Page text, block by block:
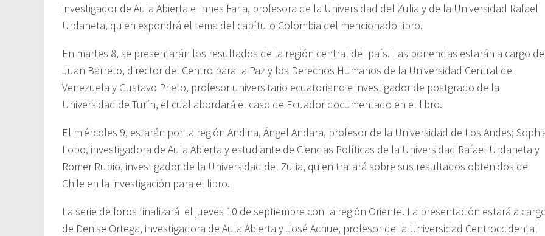
investigador de Aula Abierta e Innes Faria, profesora de la Universidad del Zulia y de la Universidad Rafael
Urdaneta, quien expondrá el tema del capítulo Colombia del mencionado libro.
En martes 8, se presentarán los resultados de la región central del país. Las ponencias estarán a cargo de
Juan Barreto, director del Centro para la Paz y los Derechos Humanos de la Universidad Central de
Venezuela y Gustavo Prieto, profesor universitario ecuatoriano e investigador de postgrado de la
Universidad de Turín, el cual abordará el caso de Ecuador documentado en el libro.
El miércoles 9, estarán por la región Andina, Ángel Andara, profesor de la Universidad de Los Andes;
Lobo, investigadora de Aula Abierta y estudiante de Ciencias Políticas de la Universidad Rafael Urdaneta y
Romer Rubio, investigador de la Universidad del Zulia, quien tratará sobre sus resultados obtenidos de
Chile en la investigación para el libro.
La serie de foros finalizará el jueves 10 de septiembre con la región Oriente. La presentación estará a
de Denise Ortega, investigadora de Aula Abierta y José Achue, profesor de la Universidad Centroccidental